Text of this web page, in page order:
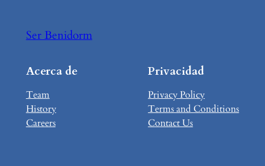
Ser Benidorm
Acerca de
Team
History
Careers
Privacidad
Privacy Policy
Terms and Conditions
Contact Us